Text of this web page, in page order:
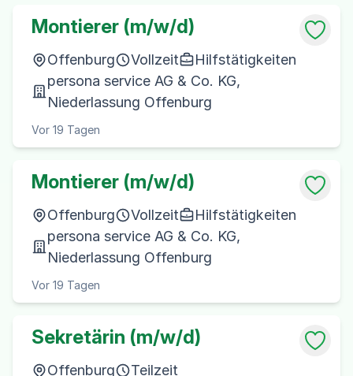
Montierer (m/w/d)
Offenburg Vollzeit
Hilfstätigkeiten
persona service AG & Co. KG,
Niederlassung Offenburg
Vor 19 Tagen
Montierer (m/w/d)
Offenburg Vollzeit
Hilfstätigkeiten
persona service AG & Co. KG,
Niederlassung Offenburg
Vor 19 Tagen
Sekretärin (m/w/d)
Offenburg Teilzeit